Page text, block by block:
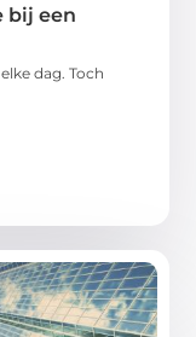
bij een
dag. Toch